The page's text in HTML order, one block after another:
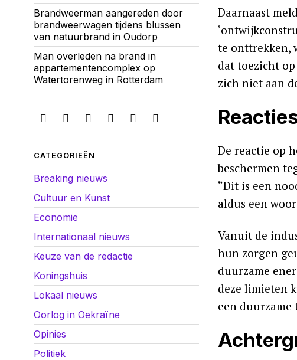
Daarnaast
te onttrekken,
dat toezicht
zich niet aan
De reactie op
beschermen
“Dit is een
aldus een
Vanuit de
hun zorgen
duurzame
deze limieten
een duurzame
Brandweerman aangereden door
brandweerwagen tijdens blussen
van natuurbrand in Oudorp
Man overleden na brand in
appartementencomplex op
Watertorenweg in Rotterdam
CATEGORIEËN
Breaking nieuws
Cultuur en Kunst
Economie
Internationaal nieuws
Keuze van de redactie
Koningshuis
Lokaal nieuws
Oorlog in Oekraïne
Opinies
Politiek